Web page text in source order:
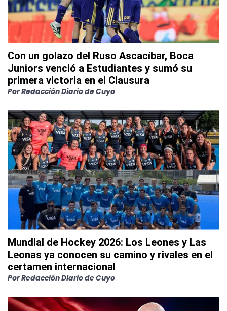
Con un golazo del Ruso Ascacíbar, Boca
Juniors venció a Estudiantes y sumó su
primera victoria en el Clausura
PorRedacción Diario de Cuyo
Mundial de Hockey 2026: Los Leones y Las
Leonas ya conocen su camino y rivales en el
certamen internacional
PorRedacción Diario de Cuyo